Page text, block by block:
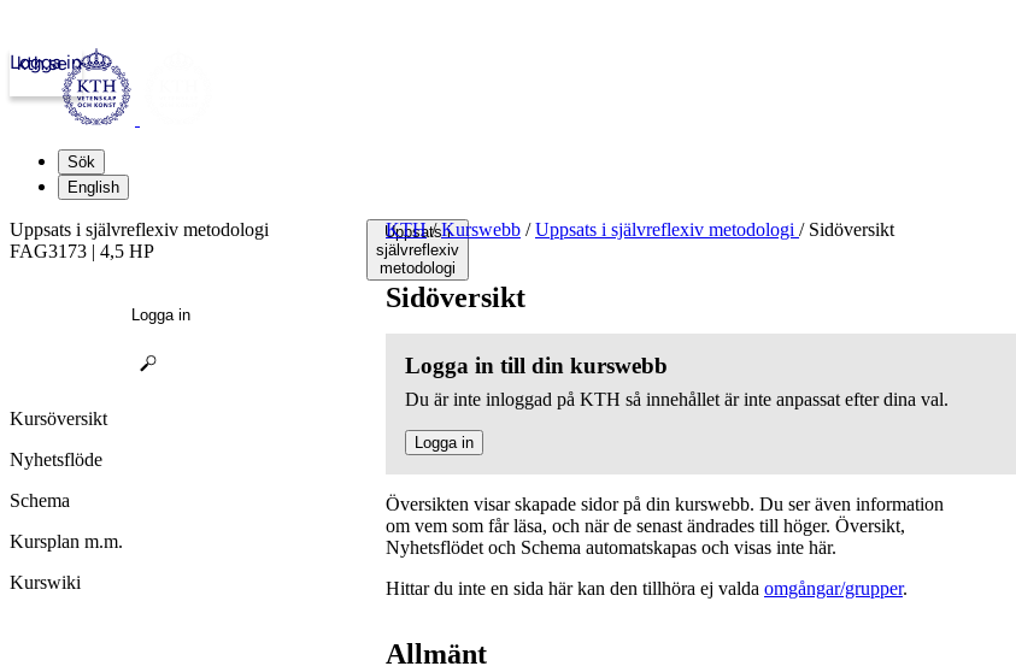
kth.se
Logga in
Sök
English
Uppsats i
självreflexiv
metodologi
KTH / Kurswebb / Uppsats i självreflexiv metodologi /Sidöversikt
Sidöversikt
Logga in till din kurswebb
Du är inte inloggad på KTH så innehållet är inte anpassat efter dina val.
Logga in
Översikten visar skapade sidor på din kurswebb. Du ser även information
om vem som får läsa, och när de senast ändrades till höger. Översikt,
Nyhetsflödet och Schema automatskapas och visas inte här.
Hittar du inte en sida här kan den tillhöra ej valda omgångar/grupper.
Allmänt
Uppsats i självreflexiv metodologi
FAG3173 | 4,5 HP
Logga in
Kursöversikt
Nyhetsflöde
Schema
Kursplan m.m.
Kurswiki